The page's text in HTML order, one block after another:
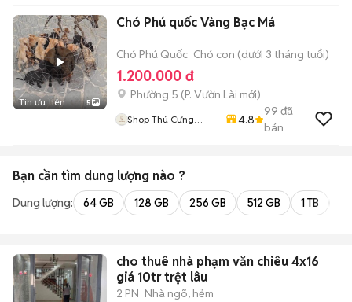
Tin ưu tiên 5
Chó Phú quốc Vàng Bạc Má
Chó Phú Quốc Chó con (dưới 3 tháng tuổi)
1.200.000 đ
Phường 5 (P. Vườn Lài mới)
Shop Thú Cưng
4.8
99 đã
bán
Bạn cần tìm dung lượng nào ?
Dung lượng: 64 GB 128 GB 256 GB 512 GB 1 TB
cho thuê nhà phạm văn chiêu 4x16
giá 10tr trệt lâu
2 PN Nhà ngõ, hẻm